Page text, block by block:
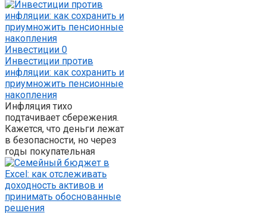
Инвестиции 0
Инвестиции против
инфляции: как сохранить и
приумножить пенсионные
накопления
Инфляция тихо
подтачивает сбережения.
Кажется, что деньги лежат
в безопасности, но через
годы покупательная